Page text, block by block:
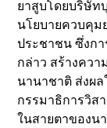
ยาสูบโดยบริษัท
นโยบายควบคุม
ประชาชน ซึ่งก
กล่าว สร้างควา
นานาชาติ ส่งผ
กรรมาธิการวิส
ในสายตาของน